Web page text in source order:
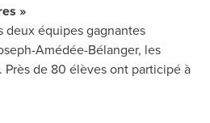
»
deux équipes gagnantes
Amédée-Bélanger, les
Près de 80 élèves ont participé à